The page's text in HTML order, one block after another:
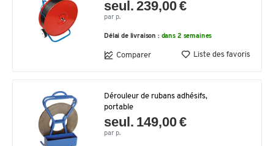
seul. 239,00 €
par p.
Délai de livraison : dans 2 semaines
Comparer Liste des favoris
Dérouleur de rubans adhésifs,
portable
seul. 149,00 €
par p.